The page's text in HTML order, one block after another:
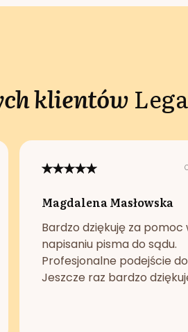
klientów
Magdalena Masłowska
Bardzo dziękuję za pomoc
napisaniu pisma do sądu.
Profesjonalne podejście
Jeszcze raz bardzo